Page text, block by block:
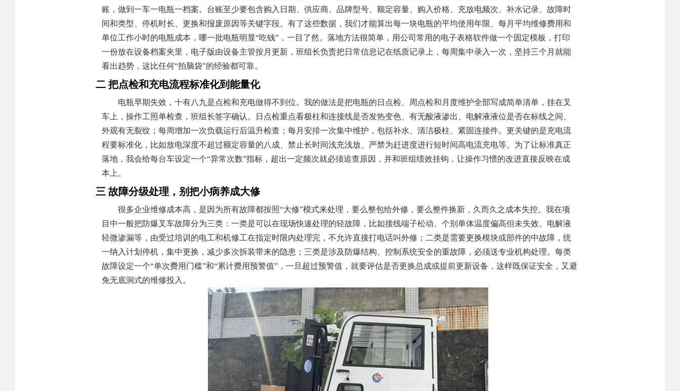
账，做到一车一电瓶一档案。台账至少要包含购入日期、供应商、品牌型号、额定容量、购入价格、充放电频次、补水记录、故障时
间和类型、停机时长、更换和报废原因等关键字段。有了这些数据，我们才能算出每一块电瓶的平均使用年限、每月平均维修费用和
单位工作小时的电瓶成本，哪一批电瓶明显“吃钱”，一目了然。落地方法很简单，用公司常用的电子表格软件做一个固定模板，打印
一份放在设备档案夹里，电子版由设备主管按月更新，班组长负责把日常信息记在纸质记录上，每周集中录入一次，坚持三个月就能
看出趋势，这比任何“拍脑袋”的经验都可靠。
二 把点检和充电流程标准化到能量化
电瓶早期失效，十有八九是点检和充电做得不到位。我的做法是把电瓶的日点检、周点检和月度维护全部写成简单清单，挂在叉
车上，操作工照单检查，班组长签字确认。日点检重点看极柱和连接线是否发热变色、有无酸液渗出、电解液液位是否在标线之间、
外观有无裂纹；每周增加一次负载运行后温升检查；每月安排一次集中维护，包括补水、清洁极柱、紧固连接件。更关键的是充电流
程要标准化，比如放电深度不超过额定容量的八成、禁止长时间浅充浅放、严禁为赶进度进行短时间高电流充电等。为了让标准真正
落地，我会给每台车设定一个“异常次数”指标，超出一定频次就必须追查原因，并和班组绩效挂钩，让操作习惯的改进直接反映在成
本上。
三 故障分级处理，别把小病养成大修
很多企业维修成本高，是因为所有故障都按照“大修”模式来处理，要么整包给外修，要么整件换新，久而久之成本失控。我在项
目中一般把防爆叉车故障分为三类：一类是可以在现场快速处理的轻故障，比如接线端子松动、个别单体温度偏高但未失效、电解液
轻微渗漏等，由受过培训的电工和机修工在指定时限内处理完，不允许直接打电话叫外修；二类是需要更换模块或部件的中故障，统
一纳入计划停机，集中更换，减少多次拆装带来的隐患；三类是涉及防爆结构、控制系统安全的重故障，必须送专业机构处理。每类
故障设定一个“单次费用门槛”和“累计费用预警值”，一旦超过预警值，就要评估是否更换总成或提前更新设备，这样既保证安全，又避
免无底洞式的维修投入。